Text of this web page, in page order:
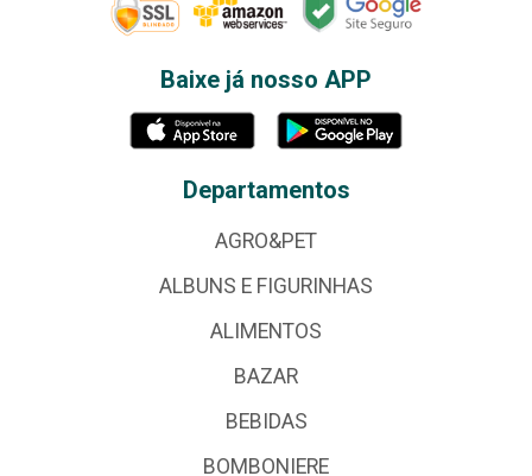
Baixe já nosso APP
Departamentos
AGRO&PET
ALBUNS E FIGURINHAS
ALIMENTOS
BAZAR
BEBIDAS
BOMBONIERE